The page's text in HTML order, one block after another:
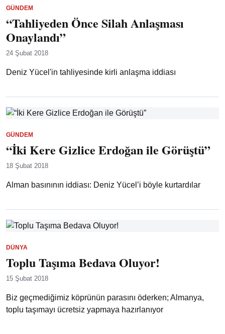
GÜNDEM
“Tahliyeden Önce Silah Anlaşması
Onaylandı”
24 Şubat 2018
Deniz Yücel'in tahliyesinde kirli anlaşma iddiası
GÜNDEM
“İki Kere Gizlice Erdoğan ile Görüştü”
18 Şubat 2018
Alman basınının iddiası: Deniz Yücel’i böyle kurtardılar
DÜNYA
Toplu Taşıma Bedava Oluyor!
15 Şubat 2018
Biz geçmediğimiz köprünün parasını öderken; Almanya,
toplu taşımayı ücretsiz yapmaya hazırlanıyor